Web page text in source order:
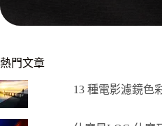
熱門文章
13 種電影濾鏡色